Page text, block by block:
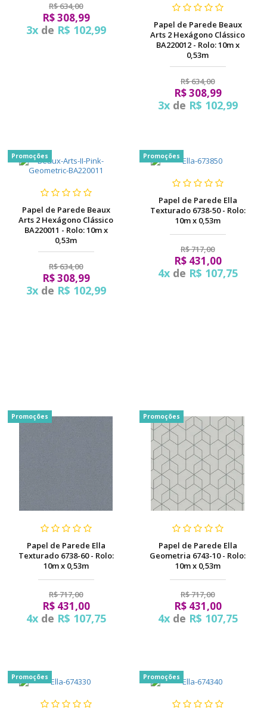
R$ 634,00
R$ 308,99
3xde R$ 102,99
Papel de Parede Beaux
Arts 2 Hexágono Clássico
BA220012 - Rolo: 10m x
0,53m
R$ 634,00
R$ 308,99
3xde R$ 102,99
Papel de Parede Beaux
Arts 2 Hexágono Clássico
BA220011 - Rolo: 10m x
0,53m
R$ 634,00
R$ 308,99
3xde R$ 102,99
Promoções
Papel de Parede Ella
Texturado 6738-50 - Rolo:
10m x 0,53m
R$ 717,00
R$ 431,00
4xde R$ 107,75
Promoções
Papel de Parede Ella
Texturado 6738-60 - Rolo:
10m x 0,53m
R$ 717,00
R$ 431,00
4xde R$ 107,75
Promoções
Papel de Parede Ella
Geometria 6743-10 - Rolo:
10m x 0,53m
R$ 717,00
R$ 431,00
4xde R$ 107,75
Promoções
Promoções Promoções